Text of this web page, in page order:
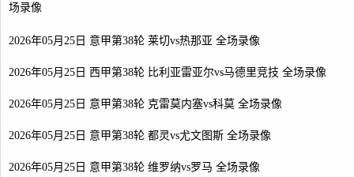
场录像
2026年05月25日 意甲第38轮 莱切vs热那亚 全场录像
2026年05月25日 西甲第38轮 比利亚雷亚尔vs马德里竞技 全场录像
2026年05月25日 意甲第38轮 克雷莫内塞vs科莫 全场录像
2026年05月25日 意甲第38轮 都灵vs尤文图斯 全场录像
2026年05月25日 意甲第38轮 维罗纳vs罗马 全场录像